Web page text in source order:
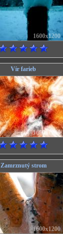
1600x1200
Vír farieb
1600x1200
Zamrznutý strom
1600x1200